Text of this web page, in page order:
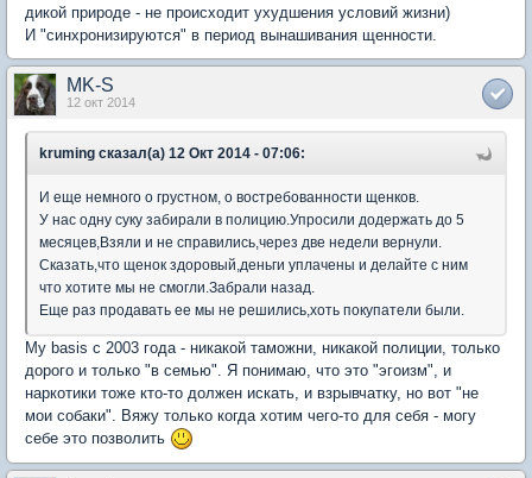
дикой природе - не происходит ухудшения условий жизни)
И "синхронизируются" в период вынашивания щенности.
MK-S
12 окт 2014
kruming сказал(а) 12 Окт 2014 - 07:06:
И еще немного о грустном, о востребованности щенков.
У нас одну суку забирали в полицию.Упросили додержать до 5
месяцев,Взяли и не справились,через две недели вернули.
Сказать,что щенок здоровый,деньги уплачены и делайте с ним
что хотите мы не смогли.Забрали назад.
Еще раз продавать ее мы не решились,хоть покупатели были.
My basis с 2003 года - никакой таможни, никакой полиции, только
дорого и только "в семью". Я понимаю, что это "эгоизм", и
наркотики тоже кто-то должен искать, и взрывчатку, но вот "не
мои собаки". Вяжу только когда хотим чего-то для себя - могу
себе это позволить